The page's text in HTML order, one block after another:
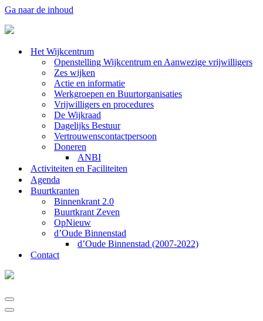
Ga naar de inhoud
Het Wijkcentrum
Openstelling Wijkcentrum en Aanwezige vrijwilligers
Zes wijken
Actie en informatie
Werkgroepen en Buurtorganisaties
Vrijwilligers en procedures
De Wijkraad
Dagelijks Bestuur
Vertrouwenscontactpersoon
Doneren
ANBI
Activiteiten en Faciliteiten
Agenda
Buurtkranten
Binnenkrant 2.0
Buurtkrant Zeven
OpNieuw
d’Oude Binnenstad
d’Oude Binnenstad (2007-2022)
Contact
Navigatie
Menu
Navigatie